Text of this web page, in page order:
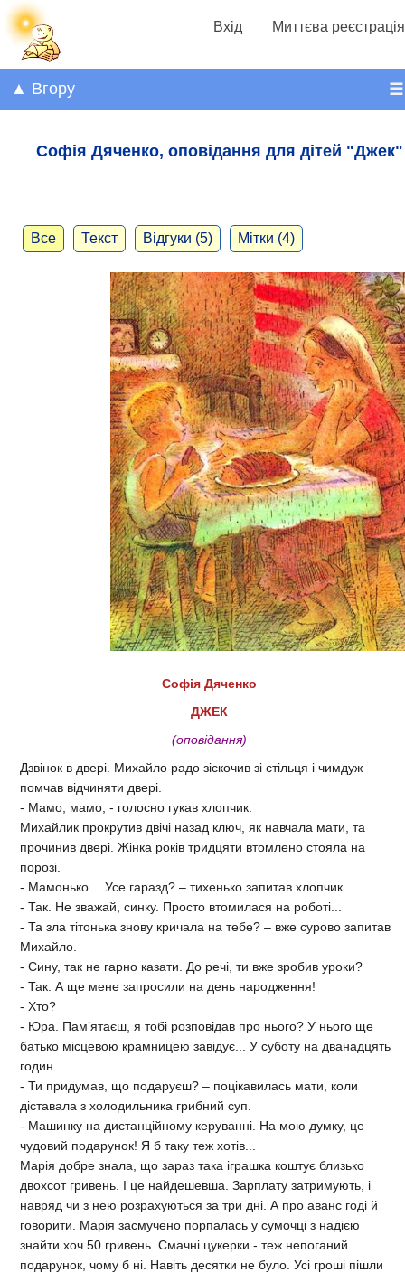
Вхід Миттєва реєстрація
☰
▲ Вгору
Софія Дяченко, оповідання для дітей "Джек"
Все Текст Відгуки (5) Мітки (4)
Софія Дяченко
ДЖЕК
(оповідання)
Дзвінок в двері. Михайло радо зіскочив зі стільця і чимдуж
помчав відчиняти двері.
- Мамо, мамо, - голосно гукав хлопчик.
Михайлик прокрутив двічі назад ключ, як навчала мати, та
прочинив двері. Жінка років тридцяти втомлено стояла на
порозі.
- Мамонько… Усе гаразд? – тихенько запитав хлопчик.
- Так. Не зважай, синку. Просто втомилася на роботі...
- Та зла тітонька знову кричала на тебе? – вже сурово запитав
Михайло.
- Сину, так не гарно казати. До речі, ти вже зробив уроки?
- Так. А ще мене запросили на день народження!
- Хто?
- Юра. Пам’ятаєш, я тобі розповідав про нього? У нього ще
батько місцевою крамницею завідує... У суботу на дванадцять
годин.
- Ти придумав, що подаруєш? – поцікавилась мати, коли
діставала з холодильника грибний суп.
- Машинку на дистанційному керуванні. На мою думку, це
чудовий подарунок! Я б таку теж хотів...
Марія добре знала, що зараз така іграшка коштує близько
двохсот гривень. І це найдешевша. Зарплату затримують, і
навряд чи з нею розрахуються за три дні. А про аванс годі й
говорити. Марія засмучено порпалась у сумочці з надією
знайти хоч 50 гривень. Смачні цукерки - теж непоганий
подарунок, чому б ні. Навіть десятки не було. Усі гроші пішли